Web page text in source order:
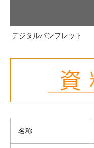
デジタルパンフレット
名称